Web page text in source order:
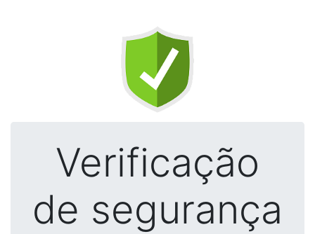
Verificação
de segurança